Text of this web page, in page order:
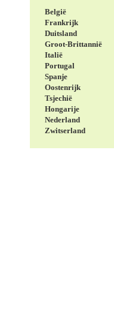
België
Frankrijk
Duitsland
Groot-Brittannië
Italië
Portugal
Spanje
Oostenrijk
Tsjechië
Hongarije
Nederland
Zwitserland